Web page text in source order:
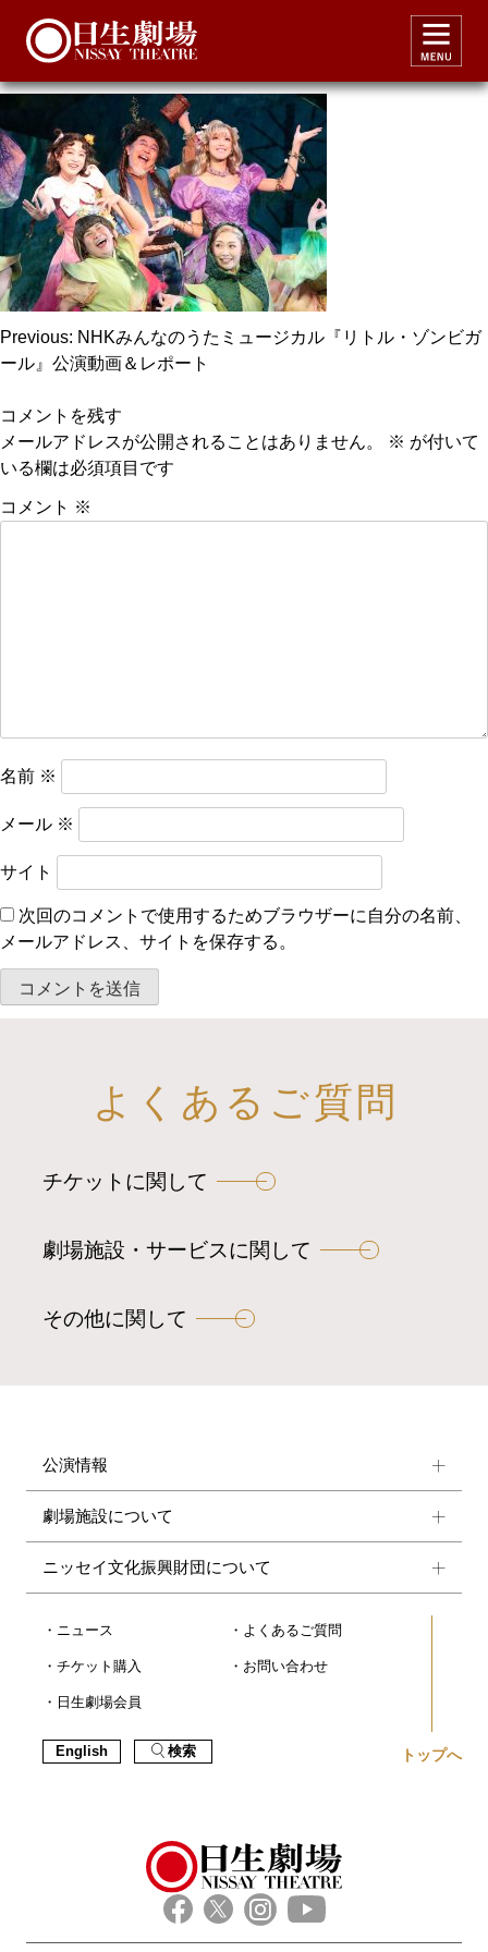
1_zombiegirl
投
稿
ナ
ビ
ゲ
ー
Previous: NHKみんなのうたミュージカル『リトル・ゾンビガ
ール』公演動画＆レポート
コメントを残す
メールアドレスが公開されることはありません。
※ が付いて
いる欄は必須項目です
コメント ※
名前 ※
メール ※
サイト
次回のコメントで使用するためブラウザーに自分の名前、
メールアドレス、サイトを保存する。
よくあるご質問
チケットに関して
劇場施設・サービスに関して
その他に関して
公演情報
劇場施設について
ニッセイ文化振興財団について
ニュース
チケット購入
日生劇場会員
よくあるご質問
お問い合わせ
English 検索 トップへ